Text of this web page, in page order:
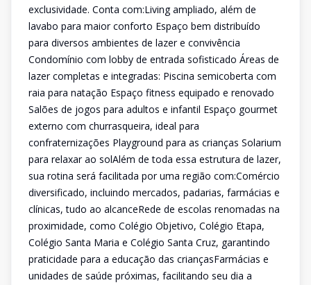
exclusividade. Conta com:Living ampliado, além de
lavabo para maior conforto Espaço bem distribuído
para diversos ambientes de lazer e convivência
Condomínio com lobby de entrada sofisticado Áreas de
lazer completas e integradas: Piscina semicoberta com
raia para natação Espaço fitness equipado e renovado
Salões de jogos para adultos e infantil Espaço gourmet
externo com churrasqueira, ideal para
confraternizações Playground para as crianças Solarium
para relaxar ao solAlém de toda essa estrutura de lazer,
sua rotina será facilitada por uma região com:Comércio
diversificado, incluindo mercados, padarias, farmácias e
clínicas, tudo ao alcanceRede de escolas renomadas na
proximidade, como Colégio Objetivo, Colégio Etapa,
Colégio Santa Maria e Colégio Santa Cruz, garantindo
praticidade para a educação das criançasFarmácias e
unidades de saúde próximas, facilitando seu dia a